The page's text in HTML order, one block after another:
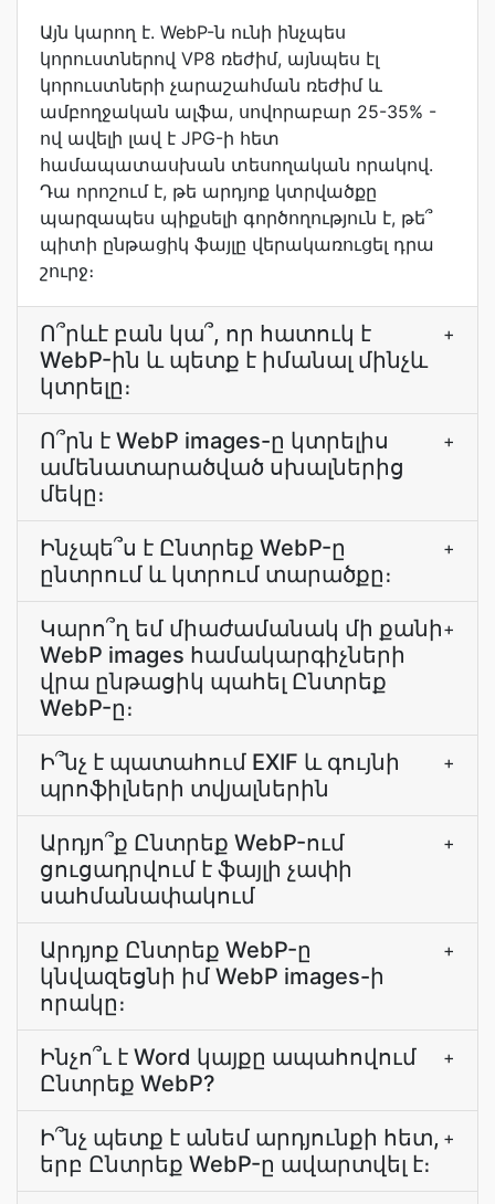
Այն կարող է. WebP-ն ունի ինչպես
կորուստներով VP8 ռեժիմ, այնպես էլ
կորուստների չարաշահման ռեժիմ և
ամբողջական ալֆա, սովորաբար 25-35% -
ով ավելի լավ է JPG-ի հետ
համապատասխան տեսողական որակով.
Դա որոշում է, թե արդյոք կտրվածքը
պարզապես պիքսելի գործողություն է, թե՞
պիտի ընթացիկ ֆայլը վերակառուցել դրա
շուրջ։
Ո՞րևէ բան կա՞, որ հատուկ է
WebP-ին և պետք է իմանալ մինչև
կտրելը։
+
Ո՞րն է WebP images-ը կտրելիս
ամենատարածված սխալներից
մեկը։
+
Ինչպե՞ս է Ընտրեք WebP-ը
ընտրում և կտրում տարածքը։
+
Կարո՞ղ եմ միաժամանակ մի քանի
WebP images համակարգիչների
վրա ընթացիկ պահել Ընտրեք
WebP-ը։
+
Ի՞նչ է պատահում EXIF և գույնի
պրոֆիլների տվյալներին
+
Արդյո՞ք Ընտրեք WebP-ում
ցուցադրվում է ֆայլի չափի
սահմանափակում
+
Արդյոք Ընտրեք WebP-ը
կնվազեցնի իմ WebP images-ի
որակը։
+
Ինչո՞ւ է Word կայքը ապահովում
Ընտրեք WebP?
+
Ի՞նչ պետք է անեմ արդյունքի հետ,
երբ Ընտրեք WebP-ը ավարտվել է։
+